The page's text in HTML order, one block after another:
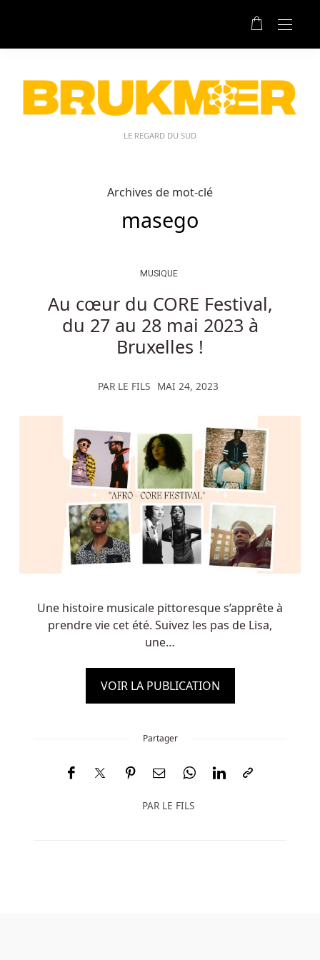
LE REGARD DU SUD
Archives de mot-clé
masego
MUSIQUE
Au cœur du CORE Festival,
du 27 au 28 mai 2023 à
Bruxelles !
PAR LE FILS MAI 24, 2023
Une histoire musicale pittoresque s’apprête à
prendre vie cet été. Suivez les pas de Lisa,
une…
VOIR LA PUBLICATION
Partager
PAR LE FILS